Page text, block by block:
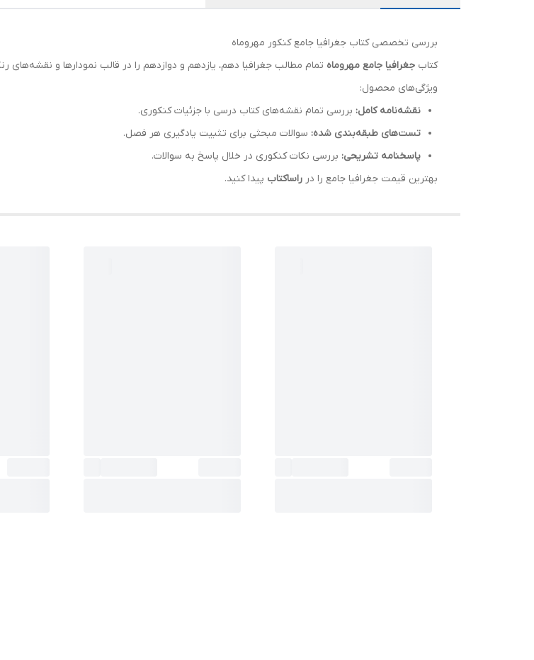
بررسی تخصصی کتاب جغرافیا جامع کنکور مهروماه
کتاب جغرافیا جامع مهروماه تمام مطالب جغرافیا دهم، یازدهم و دوازدهم را در قالب نمودارها و
ویژگی‌های محصول:
نقشه‌نامه کامل: بررسی تمام نقشه‌های کتاب درسی با جزئیات کنکوری.
تست‌های طبقه‌بندی شده: سوالات مبحثی برای تثبیت یادگیری هر فصل.
پاسخنامه تشریحی: بررسی نکات کنکوری در خلال پاسخ به سوالات.
بهترین قیمت جغرافیا جامع را در راساکتاب پیدا کنید.